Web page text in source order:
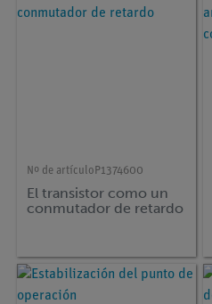
Nº de artículo P1374600
El transistor como un
conmutador de retardo